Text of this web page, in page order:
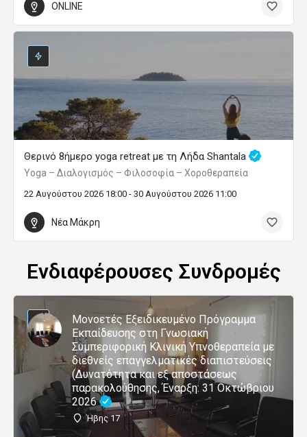
ONLINE
Θερινό 8ήμερο yoga retreat με τη Λήδα Shantala
Yoga – Διαλογισμός – Φιλοσοφία – Χοροθεραπεία
22 Αυγούστου 2026 18:00 - 30 Αυγούστου 2026 11:00
Νέα Μάκρη
Ενδιαφέρουσες Συνδρομές
Μονοετές Εξειδικευμένο Πρόγραμμα
Εκπαίδευσης στη Γνωσιακή
Συμπεριφορική Κλινική Υπνοθεραπεία με
διεθνείς επαγγελματικές διαπιστεύσεις
(Δυνατότητα και εξ αποστάσεως
παρακολούθησης, Έναρξη: 31 Οκτώβριου
2026
Ήβης 17